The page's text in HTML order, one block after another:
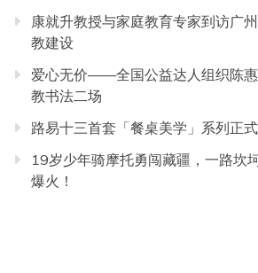
康就升教授与家庭教育专家到访广
教建设
爱心无价——全国公益达人组织陈惠
教书法二场
路易十三首套「餐桌美学」系列正
19岁少年骑摩托勇闯藏疆，一路坎
爆火！